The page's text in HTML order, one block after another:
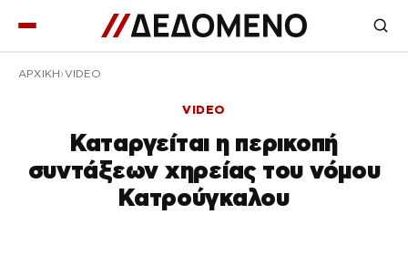
ΑΡΧΙΚΉ VIDEO
VIDEO
Καταργείται η περικοπή
συντάξεων χηρείας του νόμου
Κατρούγκαλου